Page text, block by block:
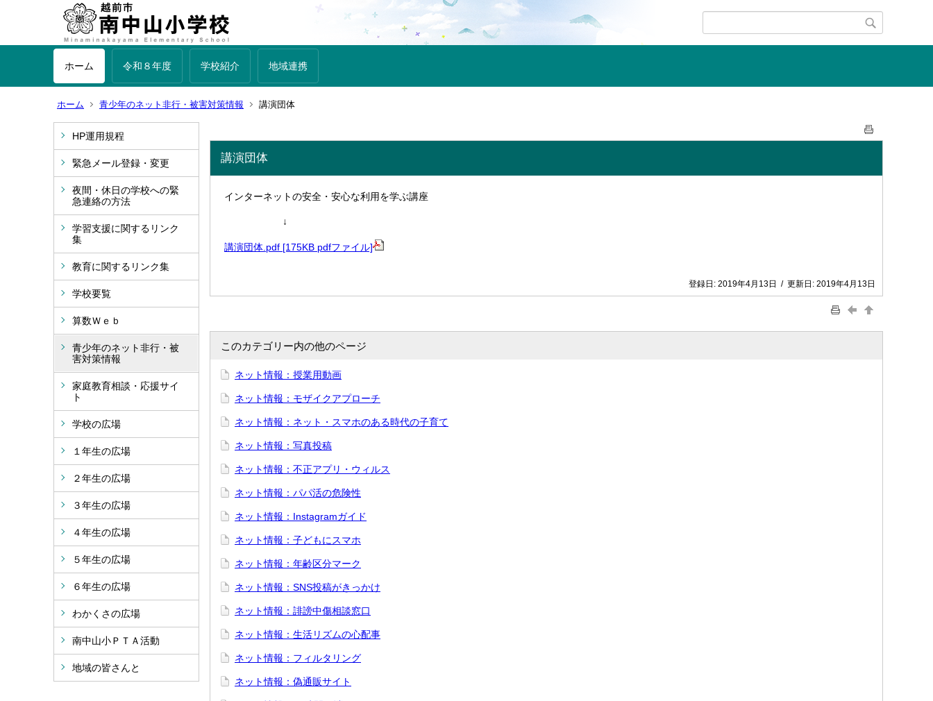
ホーム 令和８年度 学校紹介 地域連携
ホーム 青少年のネット非行・被害対策情報 講演団体
HP運用規程
緊急メール登録・変更
夜間・休日の学校への緊
急連絡の方法
学習支援に関するリンク
集
教育に関するリンク集
学校要覧
算数Ｗｅｂ
青少年のネット非行・被
害対策情報
家庭教育相談・応援サイ
ト
学校の広場
１年生の広場
２年生の広場
３年生の広場
４年生の広場
５年生の広場
６年生の広場
わかくさの広場
南中山小ＰＴＡ活動
地域の皆さんと
講演団体
インターネットの安全・安心な利用を学ぶ講座
↓
講演団体.pdf [175KB pdfファイル]
登録日: 2019年4月13日 / 更新日: 2019年4月13日
このカテゴリー内の他のページ
ネット情報：授業用動画
ネット情報：モザイクアプローチ
ネット情報：ネット・スマホのある時代の子育て
ネット情報：写真投稿
ネット情報：不正アプリ・ウィルス
ネット情報：パパ活の危険性
ネット情報：Instagramガイド
ネット情報：子どもにスマホ
ネット情報：年齢区分マーク
ネット情報：SNS投稿がきっかけ
ネット情報：誹謗中傷相談窓口
ネット情報：生活リズムの心配事
ネット情報：フィルタリング
ネット情報：偽通販サイト